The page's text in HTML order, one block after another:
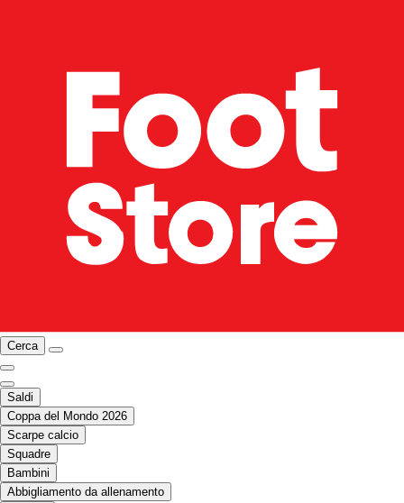
Cerca
Saldi
Coppa del Mondo 2026
Scarpe calcio
Squadre
Bambini
Abbigliamento da allenamento